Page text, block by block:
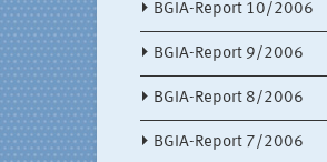
BGIA-Report 10/2006
BGIA-Report 9/2006
BGIA-Report 8/2006
BGIA-Report 7/2006